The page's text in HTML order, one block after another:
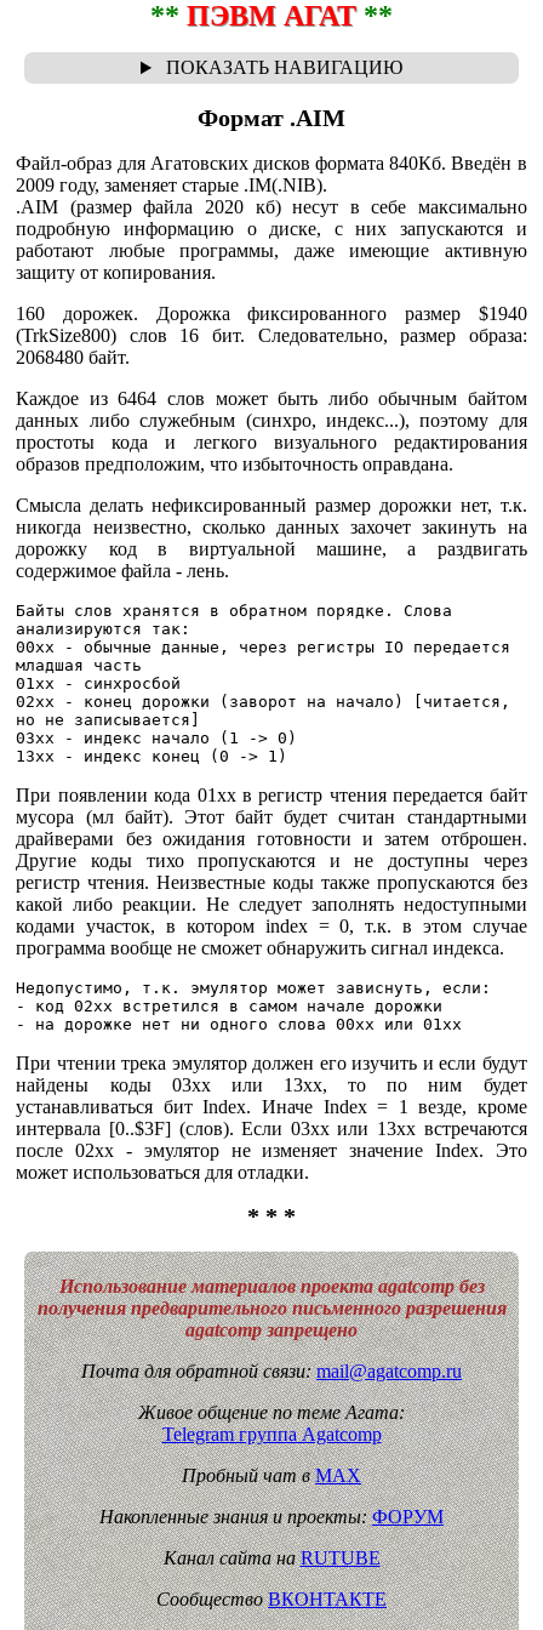
** ПЭВМ АГАТ**
Формат .AIM
Файл-образ для Агатовских дисков формата 840Кб. Введён в
2009 году, заменяет старые .IM(.NIB).
.AIM (размер файла 2020 кб) несут в себе максимально
подробную информацию о диске, с них запускаются и
работают любые программы, даже имеющие активную
защиту от копирования.
160 дорожек. Дорожка фиксированного размер $1940
(TrkSize800) слов 16 бит. Следовательно, размер образа:
2068480 байт.
Каждое из 6464 слов может быть либо обычным байтом
данных либо служебным (синхро, индекс...), поэтому для
простоты кода и легкого визуального редактирования
образов предположим, что избыточность оправдана.
Смысла делать нефиксированный размер дорожки нет, т.к.
никогда неизвестно, сколько данных захочет закинуть на
дорожку код в виртуальной машине, а раздвигать
содержимое файла - лень.
Байты слов хранятся в обратном порядке. Слова
анализируются так:
00xx - обычные данные, через регистры IO передается
младшая часть
01xx - синхросбой
02xx - конец дорожки (заворот на начало) [читается,
но не записывается]
03xx - индекс начало (1 -> 0)
При появлении кода 01xx в регистр чтения передается байт
мусора (мл байт). Этот байт будет считан стандартными
драйверами без ожидания готовности и затем отброшен.
Другие коды тихо пропускаются и не доступны через
регистр чтения. Неизвестные коды также пропускаются без
какой либо реакции. Не следует заполнять недоступными
кодами участок, в котором index = 0, т.к. в этом случае
программа вообще не сможет обнаружить сигнал индекса.
Недопустимо, т.к. эмулятор может зависнуть, если:
- код 02xx встретился в самом начале дорожки
При чтении трека эмулятор должен его изучить и если будут
найдены коды 03xx или 13xx, то по ним будет
устанавливаться бит Index. Иначе Index = 1 везде, кроме
интервала [0..$3F] (слов). Если 03xx или 13xx встречаются
после 02xx - эмулятор не изменяет значение Index. Это
может использоваться для отладки.
* * *
Использование материалов проекта agatcomp без
получения предварительного письменного разрешения
agatcomp запрещено
Почта для обратной связи:mail@agatcomp.ru
Живое общение по теме Агата:
Telegram группа Agatcomp
Пробный чат вMAX
Накопленные знания и проекты:ФОРУМ
Канал сайта наRUTUBE
СообществоВКОНТАКТЕ